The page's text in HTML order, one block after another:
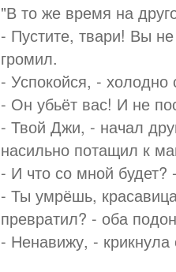
"В то же время на
- Пустите, твари! Вы
громил.
- Успокойся, -
- Он убьёт вас! И не
- Твой Джи, - начал
насильно потащил к
- И что со мной будет?
- Ты умрёшь,
превратил? - оба
- Ненавижу, - крикнула